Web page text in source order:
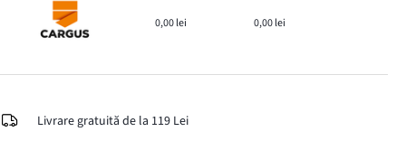
0,00 lei 0,00 lei
Livrare gratuită de la 119 Lei